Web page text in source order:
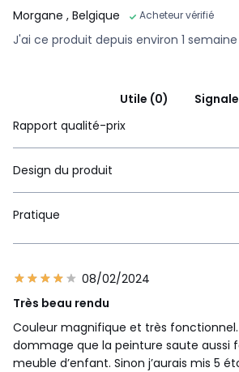
Morgane , Belgique Acheteur vérifié
J'ai ce produit depuis environ 1 semaine
Utile (0)
Rapport qualité-prix
Design du produit
Pratique
08/02/2024
Très beau rendu
Couleur magnifique et très
dommage que la peinture saute aussi
meuble d’enfant. Sinon j’aurais mis 5